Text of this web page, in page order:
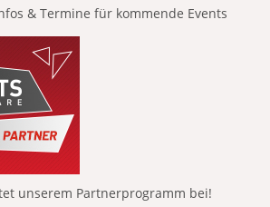
& Termine für kommende Events
unserem Partnerprogramm bei!